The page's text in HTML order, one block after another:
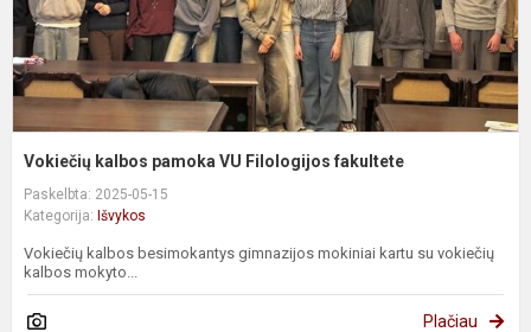
Vokiečių kalbos pamoka VU Filologijos fakultete
Paskelbta: 2025-05-15
Kategorija: Išvykos
Vokiečių kalbos besimokantys gimnazijos mokiniai kartu su vokiečių
kalbos mokyto...
Plačiau